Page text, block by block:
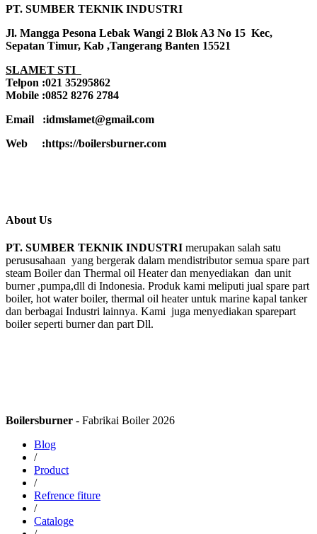
PT. SUMBER TEKNIK INDUSTRI
Jl. Mangga Pesona Lebak Wangi 2 Blok A3 No 15 Kec,
Sepatan Timur, Kab ,Tangerang Banten 15521
SLAMET STI
Telpon :021 35295862
Mobile :0852 8276 2784
Email :idmslamet@gmail.com
Web :https://boilersburner.com
About Us
PT. SUMBER TEKNIK INDUSTRI merupakan salah satu
perususahaan yang bergerak dalam mendistributor semua spare part
steam Boiler dan Thermal oil Heater dan menyediakan dan unit
burner ,pumpa,dll di Indonesia. Produk kami meliputi jual spare part
boiler, hot water boiler, thermal oil heater untuk marine kapal tanker
dan berbagai Industri lainnya. Kami juga menyediakan sparepart
boiler seperti burner dan part Dll.
Boilersburner - Fabrikai Boiler 2026
Blog
/
Product
/
Refrence fiture
/
Cataloge